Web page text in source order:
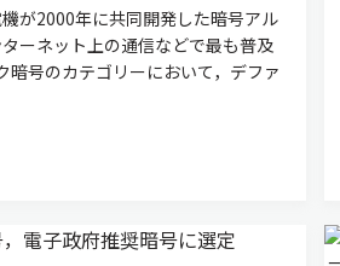
が2000年に共同開発した暗号アル
ーネット上の通信などで最も普及
号のカテゴリーにおいて，デファ